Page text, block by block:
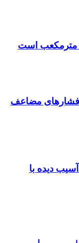
فشارهای مضاعف
دیده با